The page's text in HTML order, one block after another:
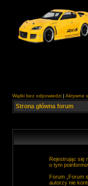
Wątki bez odpowiedzi | Aktywne
Strona główna forum
Rejestrując się
o tym
Forum „Forum
autorzy nie